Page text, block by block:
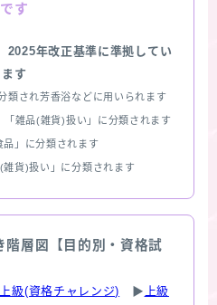
です
年改正基準に準拠してい
ます
類され芳香浴などに用いられます
「雑品(雑貨)扱い」に分類されます
品」に分類されます
貨)扱い」に分類されます
階層図【目的別・資格試
上級(資格チャレンジ) ▶ 上級